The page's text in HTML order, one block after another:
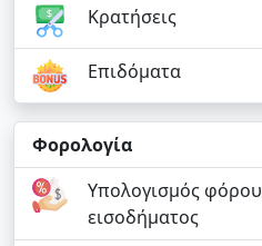
Κρατήσεις
Επιδόματα
Φορολογία
Υπολογισμός φόρου
εισοδήματος